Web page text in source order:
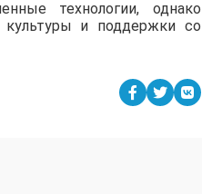
технологии, однако
культуры и поддержки со